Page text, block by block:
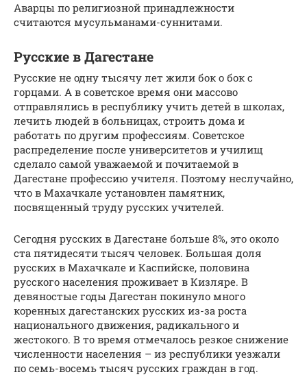
Аварцы по религиозной принадлежности
считаются мусульманами-суннитами.
Русские в Дагестане
Русские не одну тысячу лет жили бок о бок с
горцами. А в советское время они массово
отправлялись в республику учить детей в школах,
лечить людей в больницах, строить дома и
работать по другим профессиям. Советское
распределение после университетов и училищ
сделало самой уважаемой и почитаемой в
Дагестане профессию учителя. Поэтому неслучайно,
что в Махачкале установлен памятник,
посвященный труду русских учителей.
Сегодня русских в Дагестане больше 8%, это около
ста пятидесяти тысяч человек. Большая доля
русских в Махачкале и Каспийске, половина
русского населения проживает в Кизляре. В
девяностые годы Дагестан покинуло много
коренных дагестанских русских из-за роста
национального движения, радикального и
жестокого. В то время отмечалось резкое снижение
численности населения – из республики уезжали
по семь-восемь тысяч русских граждан в год.